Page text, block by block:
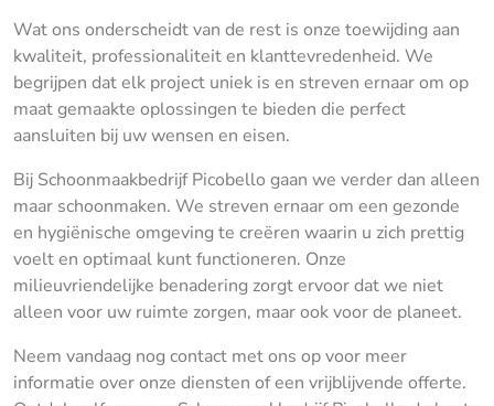
Wat ons onderscheidt van de rest is onze toewijding aan
kwaliteit, professionaliteit en klanttevredenheid. We
begrijpen dat elk project uniek is en streven ernaar om op
maat gemaakte oplossingen te bieden die perfect
aansluiten bij uw wensen en eisen.
Bij Schoonmaakbedrijf Picobello gaan we verder dan alleen
maar schoonmaken. We streven ernaar om een gezonde
en hygiënische omgeving te creëren waarin u zich prettig
voelt en optimaal kunt functioneren. Onze
milieuvriendelijke benadering zorgt ervoor dat we niet
alleen voor uw ruimte zorgen, maar ook voor de planeet.
Neem vandaag nog contact met ons op voor meer
informatie over onze diensten of een vrijblijvende offerte.